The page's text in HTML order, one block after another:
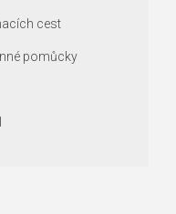
cest
pomůcky